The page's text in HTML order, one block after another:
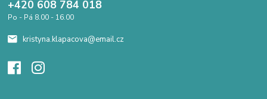
+420 608 784 018
Po - Pá 8.00 - 16.00
kristyna.klapacova@email.cz